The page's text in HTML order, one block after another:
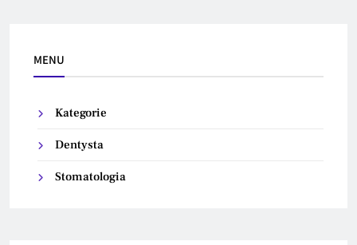
MENU
Kategorie
Dentysta
Stomatologia